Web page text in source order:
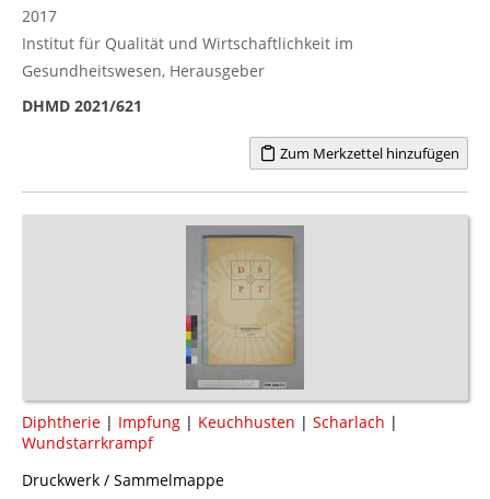
2017
Institut für Qualität und Wirtschaftlichkeit im
Gesundheitswesen, Herausgeber
DHMD 2021/621
Zum Merkzettel hinzufügen
Diphtherie | Impfung | Keuchhusten | Scharlach |
Wundstarrkrampf
Druckwerk / Sammelmappe